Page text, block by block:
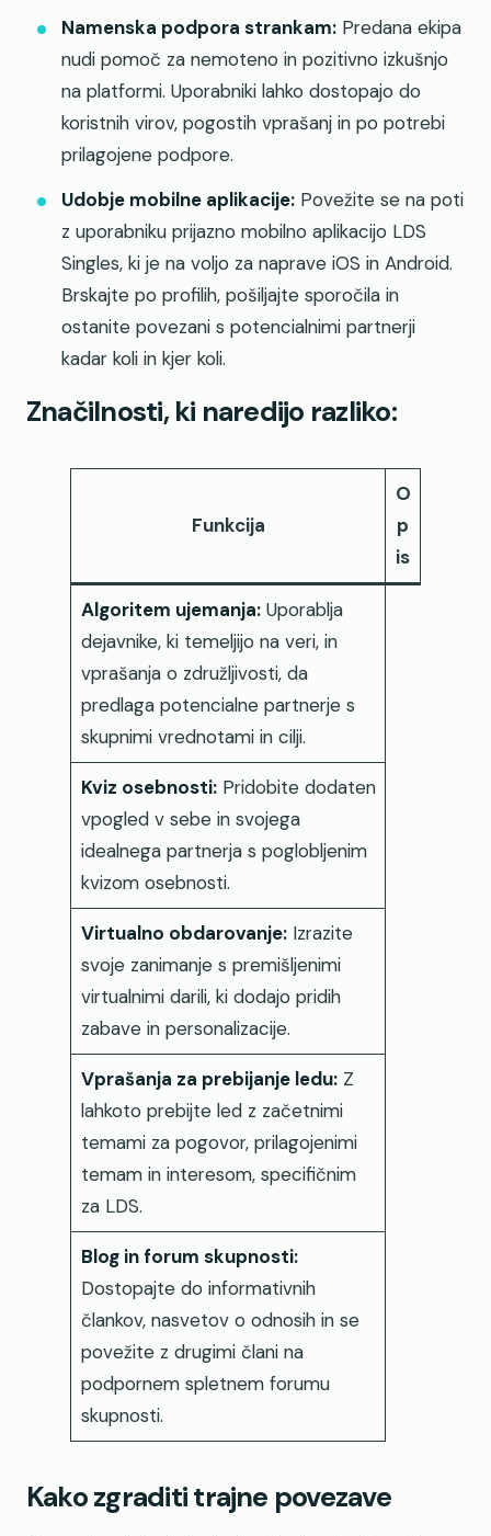
Namenska podpora strankam: Predana ekipa
nudi pomoč za nemoteno in pozitivno izkušnjo
na platformi. Uporabniki lahko dostopajo do
koristnih virov, pogostih vprašanj in po potrebi
prilagojene podpore.
Udobje mobilne aplikacije: Povežite se na poti
z uporabniku prijazno mobilno aplikacijo LDS
Singles, ki je na voljo za naprave iOS in Android.
Brskajte po profilih, pošiljajte sporočila in
ostanite povezani s potencialnimi partnerji
kadar koli in kjer koli.
Značilnosti, ki naredijo razliko:
Funkcija
O
p
is
Algoritem ujemanja:Uporablja
dejavnike, ki temeljijo na veri, in
vprašanja o združljivosti, da
predlaga potencialne partnerje s
skupnimi vrednotami in cilji.
Kviz osebnosti:Pridobite dodaten
vpogled v sebe in svojega
idealnega partnerja s poglobljenim
kvizom osebnosti.
Virtualno obdarovanje:Izrazite
svoje zanimanje s premišljenimi
virtualnimi darili, ki dodajo pridih
zabave in personalizacije.
Vprašanja za prebijanje ledu:Z
lahkoto prebijte led z začetnimi
temami za pogovor, prilagojenimi
temam in interesom, specifičnim
za LDS.
Blog in forum skupnosti:
Dostopajte do informativnih
člankov, nasvetov o odnosih in se
povežite z drugimi člani na
podpornem spletnem forumu
skupnosti.
Kako zgraditi trajne povezave